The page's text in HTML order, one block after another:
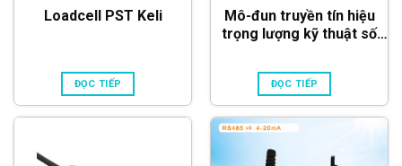
Loadcell PST Keli
ĐỌC TIẾP
Mô-đun truyền tín hiệu
trọng lượng kỹ thuật số
ĐỌC TIẾP